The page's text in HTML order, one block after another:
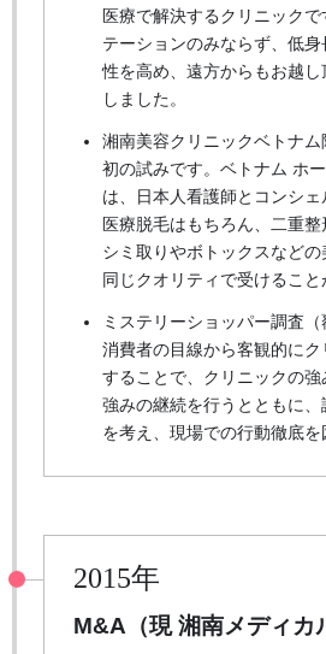
医療で解決するクリニック
テーションのみならず、低
性を高め、遠方からもお越
しました。
湘南美容クリニックベトナ
初の試みです。ベトナム ホ
は、日本人看護師とコンシェ
医療脱毛はもちろん、二重整
シミ取りやボトックスなど
同じクオリティで受けること
ミステリーショッパー調査
消費者の目線から客観的に
することで、クリニックの
強みの継続を行うとともに
を考え、現場での行動徹底を
2015年
M&A （現 湘南メディカ